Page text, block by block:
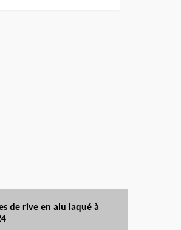
de rive en alu laqué à